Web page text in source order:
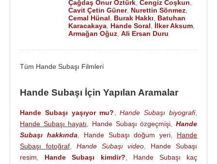
Çağdaş Onur Öztürk Cengiz Coşkun
Cavit Çetin Güner, Nurettin Sönmez
Cemal Hünal
Burak Hakkı
Batuhan
Karacakaya Hande Soral İlker Aksum
Armağan Oğuz Ali Ersan Duru
Tüm Hande Subaşı Filmleri
Hande Subaşı İçin Yapılan Aramalar
Hande Subaşı yaşıyor mu? ,Hande Subaşı biyografi,
Hande Subaşı hayatı
Hande Subaşı özgeçmişi ,Hande
Subaşı hakkında
Hande Subaşı doğum yeri
Hande
Subaşı fotoğraf, Hande Subaşı video
Hande Subaşı
resim
Hande Subaşı kimdir?
Hande Subaşı kaç